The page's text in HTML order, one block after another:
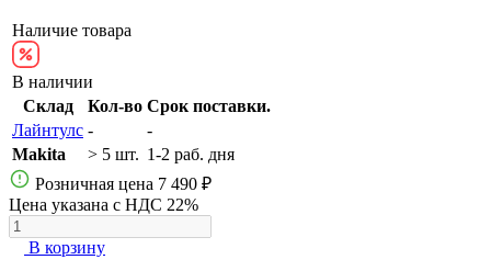
Наличие товара
В наличии
Склад
Кол-во Срок поставки.
Лайнтулс -
-
Makita
> 5 шт. 1-2 раб. дня
Розничная цена 7 490 ₽
Цена указана с НДС 22%
В корзину